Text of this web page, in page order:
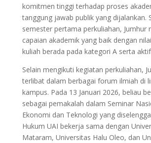
komitmen tinggi terhadap proses
tanggung jawab publik yang dijalankan.
semester pertama perkuliahan, Jumhur
capaian akademik yang baik dengan
kuliah berada pada kategori A serta
Selain mengikuti kegiatan perkuliahan,
terlibat dalam berbagai forum ilmiah di
kampus. Pada 13 Januari 2026, beliau
sebagai pemakalah dalam Seminar
Ekonomi dan Teknologi yang
Hukum UAI bekerja sama dengan
Mataram, Universitas Halu Oleo, dan